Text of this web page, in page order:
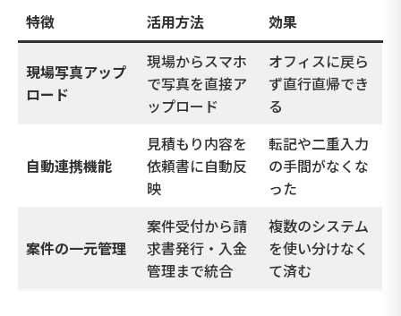
特徴 活用方法 効果
現場写真アップ
ロード
現場からスマホ
で写真を直接ア
ップロード
オフィスに戻ら
ず直行直帰でき
る
自動連携機能
見積もり内容を
依頼書に自動反
映
転記や二重入力
の手間がなくな
った
案件の一元管理
案件受付から請
求書発行・入金
管理まで統合
複数のシステム
を使い分けなく
て済む